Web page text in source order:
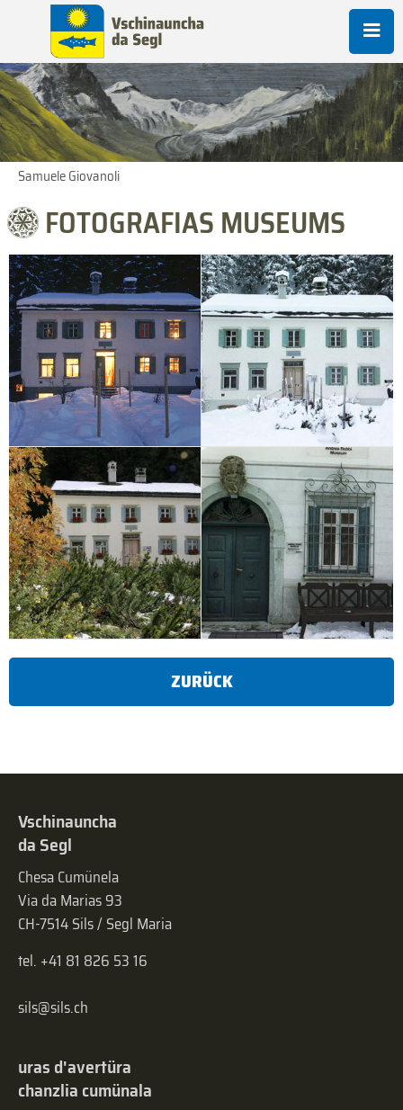
Samuele Giovanoli
FOTOGRAFIAS MUSEUMS
ZURÜCK
Vschinauncha
da Segl
Chesa Cumünela
Via da Marias 93
CH-7514 Sils / Segl Maria
tel. +41 81 826 53 16
sils@sils.ch
uras d'avertüra
chanzlia cumünala